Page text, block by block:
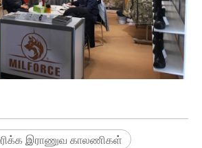
இராணுவ காலணிகள்